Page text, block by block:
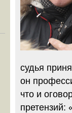
судья
он
что и
претензий: